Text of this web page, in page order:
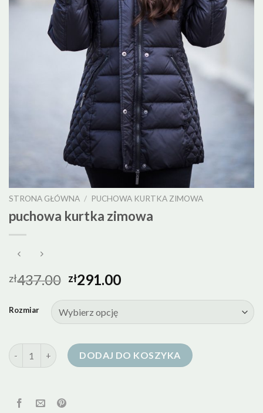
STRONA GŁÓWNA / PUCHOWA KURTKA ZIMOWA
puchowa kurtka zimowa
zł437.00 zł291.00
Rozmiar
ilość puchowa kurtka zimowaDODAJ DO KOSZYKA